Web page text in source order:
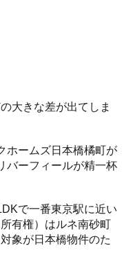
大きな差が出てしま
ホームズ日本橋橘町が
バーフィールが精一杯
で一番東京駅に近い
有権）はルネ南砂町
象が日本橋物件のた